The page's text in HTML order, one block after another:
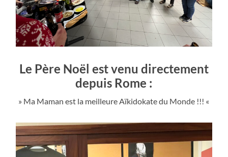
Le Père Noël est venu directement
depuis Rome :
» Ma Maman est la meilleure Aïkidokate du Monde !!! «